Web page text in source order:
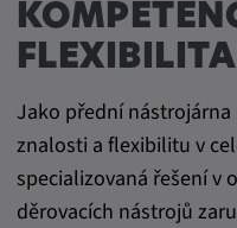
FLEXIBILITA
Jako přední
znalosti a flexibilitu v
specializovaná řešení v
děrovacích nástrojů